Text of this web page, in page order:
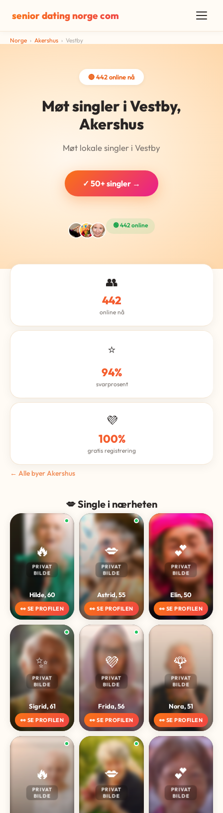
senior dating norge com
Norge › Akershus › Vestby
🔴 442 online nå
Møt singler i Vestby,
Akershus
Møt lokale singler i Vestby
✓ 50+ singler →
🟢 442 online
👥
442
online nå
⭐
94%
svarprosent
💜
100%
gratis registrering
← Alle byer Akershus
💋 Single i nærheten
🔥
PRIVAT
BILDE
Hilde, 60
👀 SE PROFILEN
💋
PRIVAT
BILDE
Astrid, 55
👀 SE PROFILEN
💕
PRIVAT
BILDE
Elin, 50
👀 SE PROFILEN
✨
PRIVAT
BILDE
Sigrid, 61
👀 SE PROFILEN
💜
PRIVAT
BILDE
Frida, 56
👀 SE PROFILEN
🌹
PRIVAT
BILDE
Nora, 51
👀 SE PROFILEN
🔥
PRIVAT
BILDE
💋
PRIVAT
BILDE
💕
PRIVAT
BILDE